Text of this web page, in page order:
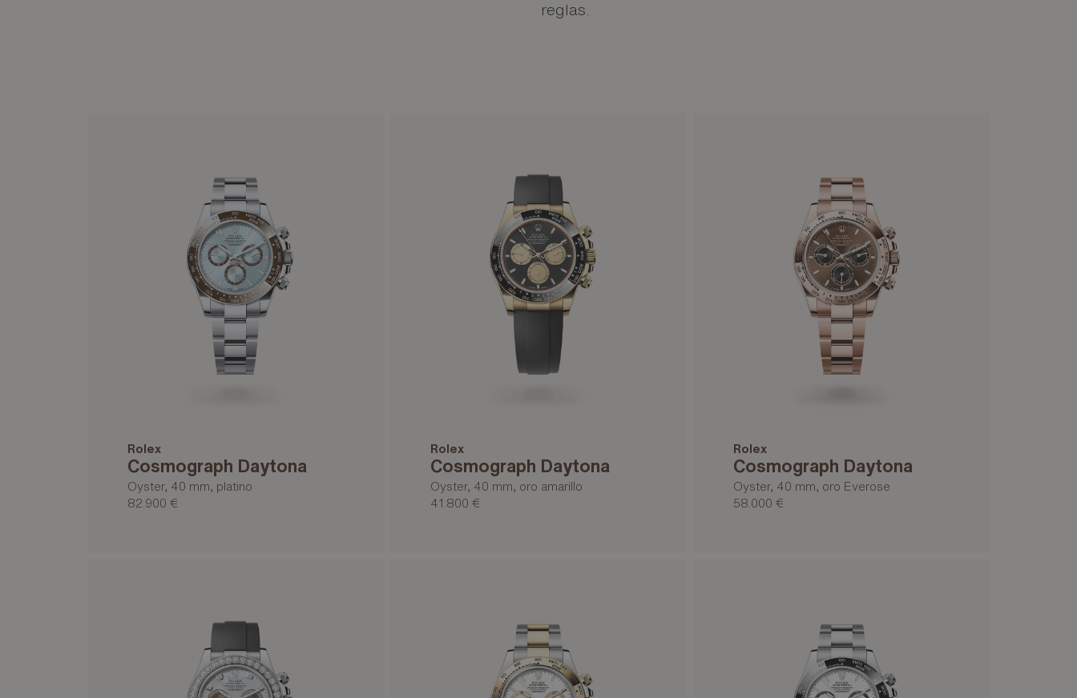
reglas.
Rolex
Cosmograph Daytona
Oyster, 40 mm, platino
82.900 €
Rolex
Cosmograph Daytona
Oyster, 40 mm, oro amarillo
41.800 €
Rolex
Cosmograph Daytona
Oyster, 40 mm, oro Everose
58.000 €